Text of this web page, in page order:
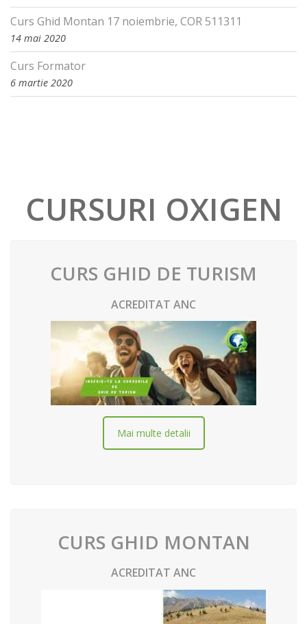
Curs Ghid Montan 17 noiembrie, COR 511311
14 mai 2020
Curs Formator
6 martie 2020
CURSURI OXIGEN
CURS GHID DE TURISM
ACREDITAT ANC
Mai multe detalii
CURS GHID MONTAN
ACREDITAT ANC